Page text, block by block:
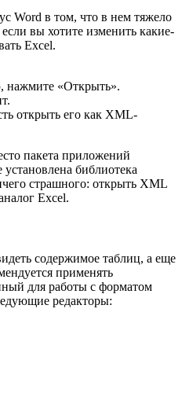
Word в том, что в нем тяжело
вы хотите изменить какие-
Excel.
нажмите «Открыть».
открыть его как XML-
пакета приложений
библиотека
страшного: открыть XML
Excel.
содержимое таблиц, а еще
применять
для работы с форматом
редакторы: